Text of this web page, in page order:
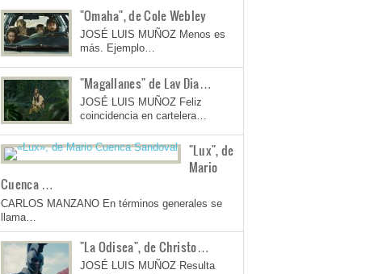
"Omaha", de Cole Webley
JOSÉ LUIS MUÑOZ Menos es
más. Ejemplo…
"Magallanes" de Lav Dia…
JOSÉ LUIS MUÑOZ Feliz
coincidencia en cartelera…
"Lux", de
Mario
Cuenca …
CARLOS MANZANO En términos generales se
llama…
"La Odisea", de Christo…
JOSÉ LUIS MUÑOZ Resulta